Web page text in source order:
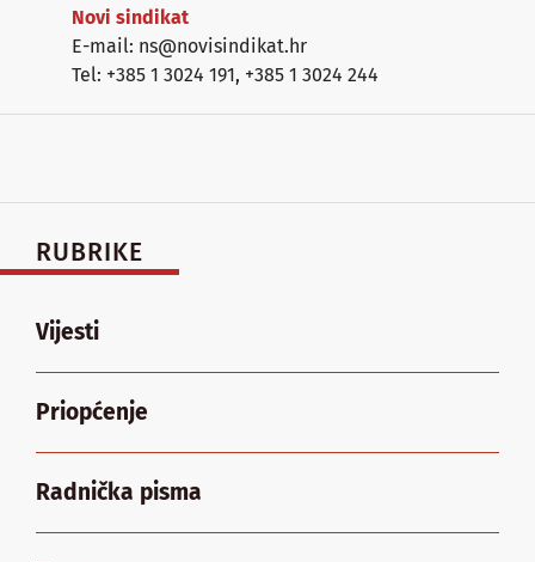
Novi sindikat
E-mail: ns@novisindikat.hr
Tel: +385 1 3024 191, +385 1 3024 244
RUBRIKE
Vijesti
Priopćenje
Radnička pisma